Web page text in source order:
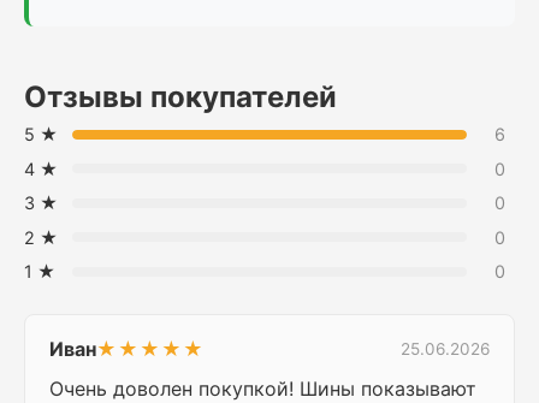
Отзывы покупателей
5 ★
6
4 ★
0
3 ★
0
2 ★
0
1 ★
0
Иван★★★★★ 25.06.2026
Очень доволен покупкой! Шины показывают